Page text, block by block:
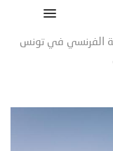
الفرنسي في تونس